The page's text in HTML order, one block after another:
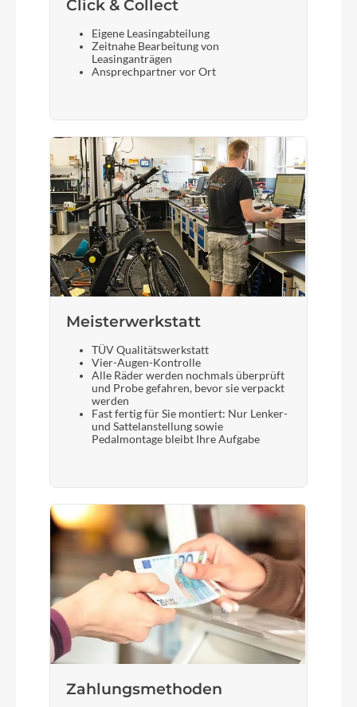
Click & Collect
Eigene Leasingabteilung
Zeitnahe Bearbeitung von
Leasinganträgen
Ansprechpartner vor Ort
Meisterwerkstatt
TÜV Qualitätswerkstatt
Vier-Augen-Kontrolle
Alle Räder werden nochmals überprüft
und Probe gefahren, bevor sie verpackt
werden
Fast fertig für Sie montiert: Nur Lenker-
und Sattelanstellung sowie
Pedalmontage bleibt Ihre Aufgabe
Zahlungsmethoden